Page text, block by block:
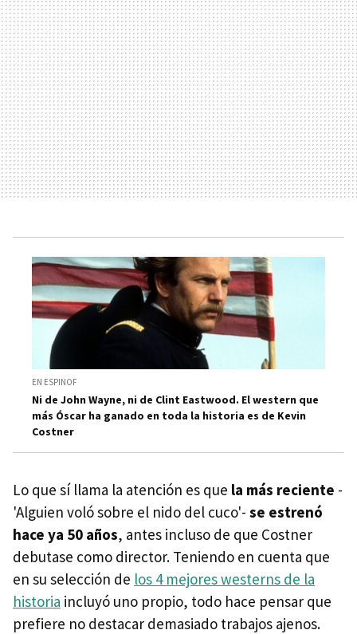
EN ESPINOF
Ni de John Wayne, ni de Clint Eastwood. El western que
más Óscar ha ganado en toda la historia es de Kevin
Costner
Lo que sí llama la atención es que la más reciente -
'Alguien voló sobre el nido del cuco'- se estrenó
hace ya 50 años, antes incluso de que Costner
debutase como director. Teniendo en cuenta que
en su selección de los 4 mejores westerns de la
historia incluyó uno propio, todo hace pensar que
prefiere no destacar demasiado trabajos ajenos.